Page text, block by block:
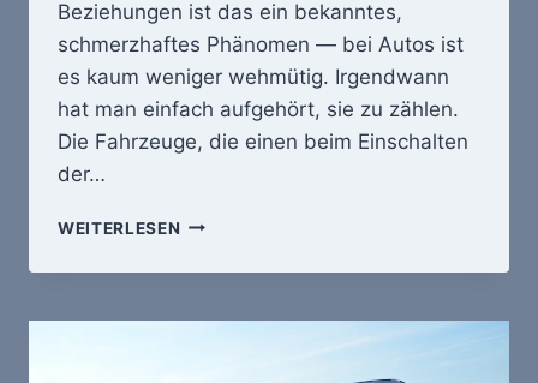
Beziehungen ist das ein bekanntes,
schmerzhaftes Phänomen — bei Autos ist
es kaum weniger wehmütig. Irgendwann
hat man einfach aufgehört, sie zu zählen.
Die Fahrzeuge, die einen beim Einschalten
der…
WEITERLESEN SCHLAFT
IHR
AUGEN